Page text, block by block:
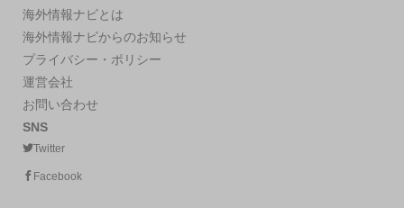
海外情報ナビとは
海外情報ナビからのお知らせ
プライバシー・ポリシー
運営会社
お問い合わせ
SNS
Twitter
Facebook